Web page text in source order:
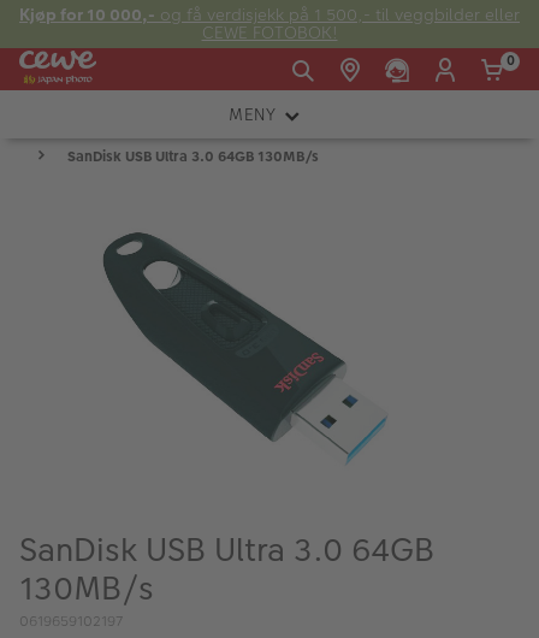
Kjøp for 10 000,- og få verdisjekk på 1 500,- til veggbilder eller
CEWE FOTOBOK!
Fre:
20:00
kundeservice@japanphoto.no
0
MENY
KAMERA
FOTOTILBEHØR
LYS OG STUDIO
ALBUM
Kampanjer
SanDisk USB Ultra 3.0 64GB 130MB/s
SanDisk USB Ultra 3.0 64GB
130MB/s
0619659102197